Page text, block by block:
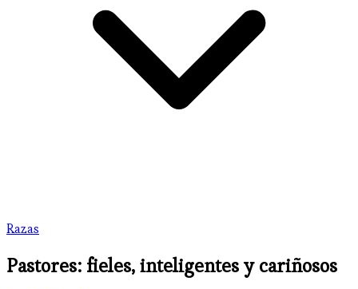
Razas
Pastores: fieles, inteligentes y cariñosos